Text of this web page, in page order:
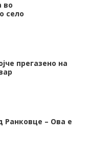
во
село
прегазено на
Ранковце – Ова е